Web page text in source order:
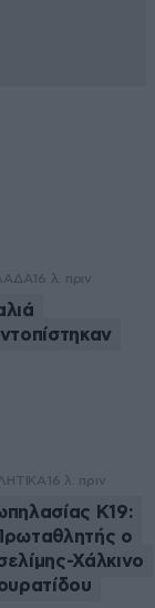
16 λ. πριν
16 λ. πριν
Κ19:
ο
Χάλκινο